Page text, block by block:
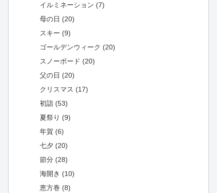
イルミネーション (7)
母の日 (20)
スキー (9)
ゴールデンウィーク (20)
スノーボード (20)
父の日 (20)
クリスマス (17)
初詣 (53)
夏祭り (9)
年賀 (6)
七夕 (20)
節分 (28)
海開き (10)
恵方巻 (8)